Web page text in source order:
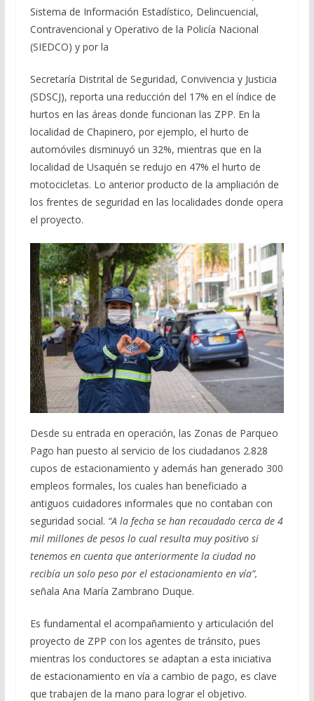
Sistema de Información Estadístico, Delincuencial,
Contravencional y Operativo de la Policía Nacional
(SIEDCO) y por la
Secretaría Distrital de Seguridad, Convivencia y Justicia
(SDSCJ), reporta una reducción del 17% en el índice de
hurtos en las áreas donde funcionan las ZPP. En la
localidad de Chapinero, por ejemplo, el hurto de
automóviles disminuyó un 32%, mientras que en la
localidad de Usaquén se redujo en 47% el hurto de
motocicletas. Lo anterior producto de la ampliación de
los frentes de seguridad en las localidades donde opera
el proyecto.
Desde su entrada en operación, las Zonas de Parqueo
Pago han puesto al servicio de los ciudadanos 2.828
cupos de estacionamiento y además han generado 300
empleos formales, los cuales han beneficiado a
antiguos cuidadores informales que no contaban con
seguridad social. “A la fecha se han recaudado cerca de 4
mil millones de pesos lo cual resulta muy positivo si
tenemos en cuenta que anteriormente la ciudad no
recibía un solo peso por el estacionamiento en vía”,
señala Ana María Zambrano Duque.
Es fundamental el acompañamiento y articulación del
proyecto de ZPP con los agentes de tránsito, pues
mientras los conductores se adaptan a esta iniciativa
de estacionamiento en vía a cambio de pago, es clave
que trabajen de la mano para lograr el objetivo.